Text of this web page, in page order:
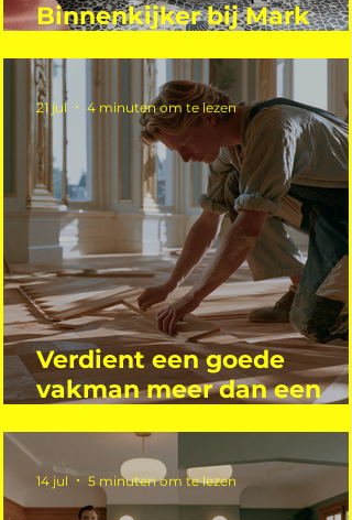
Binnenkijker bij Mark
Verdient een goede
vakman meer dan een
21 jul 4 minuten om te lezen
14 jul 5 minuten om te lezen